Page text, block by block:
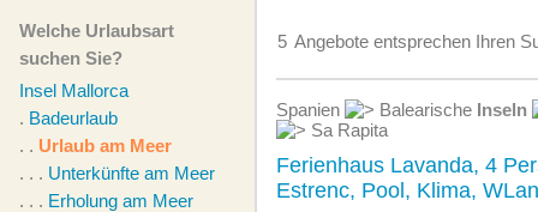
Welche Urlaubsart
suchen Sie?
Insel Mallorca
. Badeurlaub
. . Urlaub am Meer
. . . Unterkünfte am Meer
. . . Erholung am Meer
5 Angebote entsprechen Ihren
Spanien Balearische Inseln
Sa Rapita
Ferienhaus Lavanda, 4
Estrenc, Pool, Klima,